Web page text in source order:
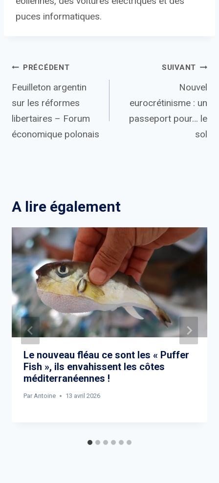
puces informatiques.
Navigation
de
l’article
PRÉCÉDENT
Feuilleton argentin
sur les réformes
libertaires – Forum
économique polonais
SUIVANT
Nouvel
eurocrétinisme : un
passeport pour… le
sol
A lire également
Le nouveau fléau ce sont les « Puffer
Fish », ils envahissent les côtes
méditerranéennes !
Par Antoine 13 avril 2026